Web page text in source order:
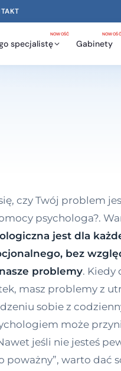
specjalistę
NOWOŚĆ
Gabinety
NOWOŚĆ
czy Twój problem
psychologa?.
jest dla
bez
problemy. Kiedy
masz problemy z
sobie z
może
jeśli nie jesteś
poważny”, warto dać